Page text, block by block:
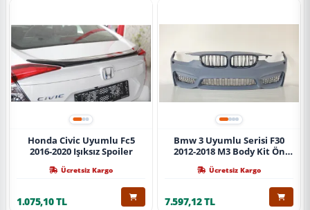
Honda Civic Uyumlu Fc5
2016-2020 Işıksız Spoiler
Ücretsiz Kargo
1.075,10 TL
Bmw 3 Uyumlu Serisi F30
2012-2018 M3 Body Kit Ön
Ücretsiz Kargo
7.597,12 TL